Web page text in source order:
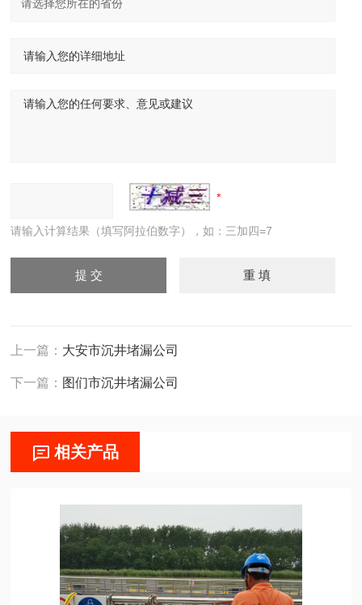
请输入计算结果（填写阿拉伯数字），如：三加四=7
上一篇： 大安市沉井堵漏公司
下一篇： 图们市沉井堵漏公司
相关产品